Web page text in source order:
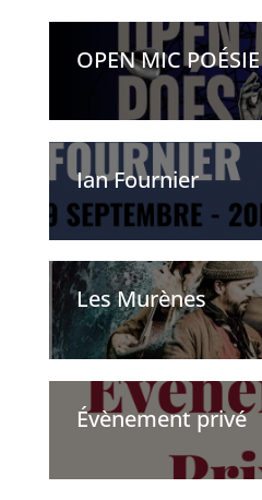
OPEN MIC POÉSIE
Ian Fournier
Les Murènes
Évènement privé